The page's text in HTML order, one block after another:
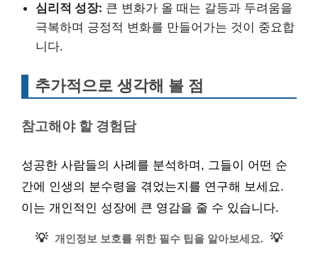
심리적 성장: 큰 변화가 올 때는 갈등과 두려움을
극복하며 긍정적 변화를 만들어가는 것이 중요합
니다.
추가적으로 생각해 볼 점
참고해야 할 경험담
성공한 사람들의 사례를 분석하며, 그들이 어떤 순
간에 인생의 분수령을 겪었는지를 연구해 보세요.
이는 개인적인 성장에 큰 영감을 줄 수 있습니다.
💡 개인정보 보호를 위한 필수 팁을 알아보세요. 💡